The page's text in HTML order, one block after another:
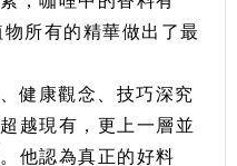
所有的精華做出了最
健康觀念、技巧深究
越現有，更上一層並
他認為真正的好料